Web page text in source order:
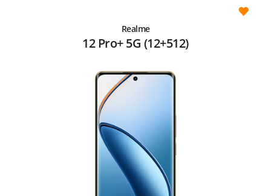
Realme
12 Pro+ 5G (12+512)